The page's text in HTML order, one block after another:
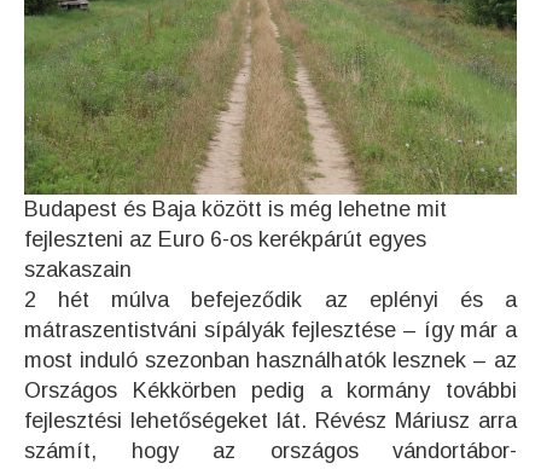
Budapest és Baja között is még lehetne mit
fejleszteni az Euro 6-os kerékpárút egyes
szakaszain
2 hét múlva befejeződik az eplényi és a
mátraszentistváni sípályák fejlesztése – így már a
most induló szezonban használhatók lesznek – az
Országos Kékkörben pedig a kormány további
fejlesztési lehetőségeket lát. Révész Máriusz arra
számít, hogy az országos vándortábor-